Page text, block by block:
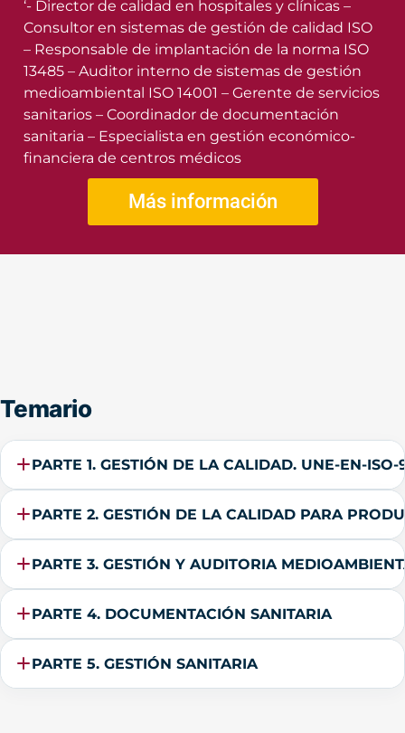
‘- Director de calidad en hospitales y clínicas –
Consultor en sistemas de gestión de calidad ISO
– Responsable de implantación de la norma ISO
13485 – Auditor interno de sistemas de gestión
medioambiental ISO 14001 – Gerente de servicios
sanitarios – Coordinador de documentación
sanitaria – Especialista en gestión económico-
financiera de centros médicos
Más información
Temario
PARTE 1. GESTIÓN DE LA CALIDAD. UNE-EN-ISO-
PARTE 2. GESTIÓN DE LA CALIDAD PARA
PARTE 3. GESTIÓN Y AUDITORIA
PARTE 4. DOCUMENTACIÓN SANITARIA
PARTE 5. GESTIÓN SANITARIA